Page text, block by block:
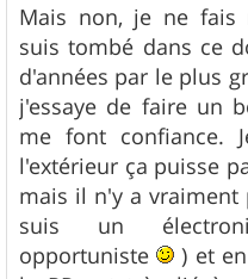
s
s
a
g
e
Mais non, je ne
suis tombé dans ce
d'années par le plus
j'essaye de faire un
me font confiance.
l'extérieur ça puisse
mais il n'y a vraiment
suis un
opportuniste
) et